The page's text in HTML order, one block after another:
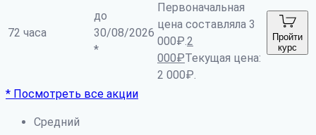
72 часа
до
30/08/2026
*
Первоначальная
цена составляла 3
000₽.2
000₽Текущая цена:
2 000₽.
Пройти
курс
* Посмотреть все акции
Средний